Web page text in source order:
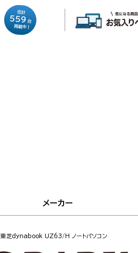
合計
559 台
掲載中！
メーカー
東芝dynabook UZ63/H ノートパソコン